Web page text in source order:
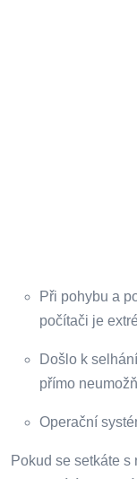
Při pohybu a
počítači je
Došlo k
přímo
Operační
Pokud se setkáte